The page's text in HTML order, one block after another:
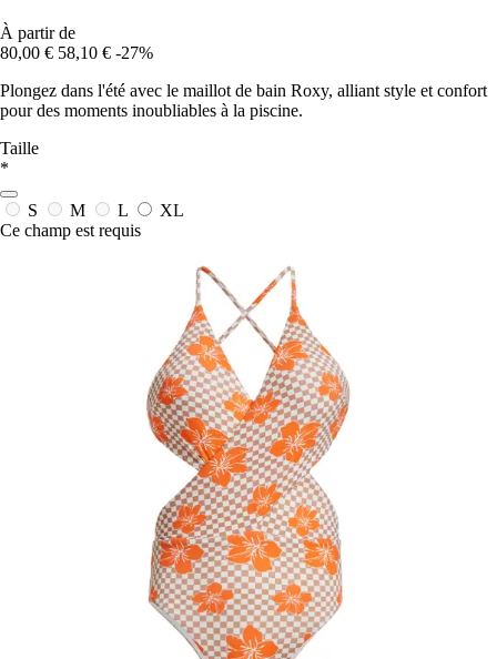
À partir de
80,00 € 58,10 € -27%
Plongez dans l'été avec le maillot de bain Roxy, alliant style et confort
pour des moments inoubliables à la piscine.
Taille
*
S M L
XL
Ce champ est requis